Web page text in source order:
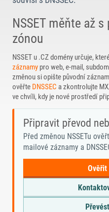
NSSET měňte až
zónou
NSSET u .CZ domény určuje,
záznamy pro web, e-mail,
změnou si opište původní
ověřte DNSSEC a zkontrolujte
ve chvíli, kdy je nové prostředí
Připravit převod
Před změnou NSSETu
mailové záznamy a
Ověřit